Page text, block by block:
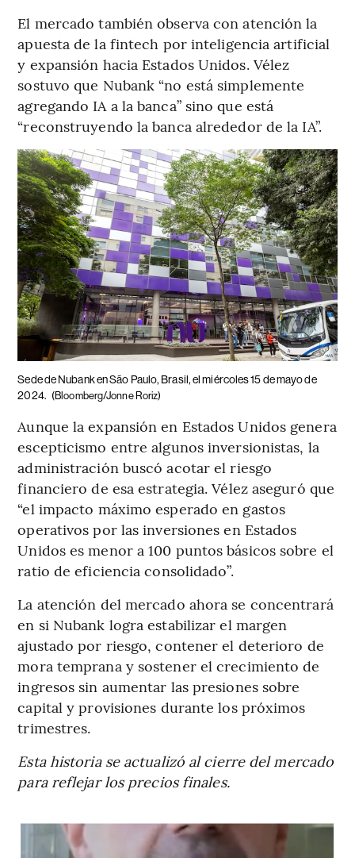
El mercado también observa con atención la
apuesta de la fintech por inteligencia artificial
y expansión hacia Estados Unidos. Vélez
sostuvo que Nubank “no está simplemente
agregando IA a la banca” sino que está
“reconstruyendo la banca alrededor de la IA”.
Sede de Nubank en São Paulo, Brasil, el miércoles 15 de mayo de
2024. (Bloomberg/Jonne Roriz)
Aunque la expansión en Estados Unidos genera
escepticismo entre algunos inversionistas, la
administración buscó acotar el riesgo
financiero de esa estrategia. Vélez aseguró que
“el impacto máximo esperado en gastos
operativos por las inversiones en Estados
Unidos es menor a 100 puntos básicos sobre el
ratio de eficiencia consolidado”.
La atención del mercado ahora se concentrará
en si Nubank logra estabilizar el margen
ajustado por riesgo, contener el deterioro de
mora temprana y sostener el crecimiento de
ingresos sin aumentar las presiones sobre
capital y provisiones durante los próximos
trimestres.
Esta historia se actualizó al cierre del mercado
para reflejar los precios finales.